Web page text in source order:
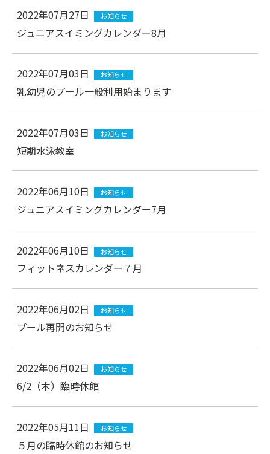
2022年07月27日 お知らせ
ジュニアスイミングカレンダー8月
2022年07月03日 お知らせ
乳幼児のプール一般利用始まります
2022年07月03日 お知らせ
短期水泳教室
2022年06月10日 お知らせ
ジュニアスイミングカレンダー7月
2022年06月10日 お知らせ
フィットネスカレンダー７月
2022年06月02日 お知らせ
プール再開のお知らせ
2022年06月02日 お知らせ
6/2（木）臨時休館
2022年05月11日 お知らせ
５月の臨時休館のお知らせ